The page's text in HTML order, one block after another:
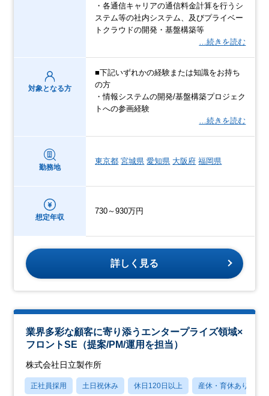
・各通信キャリアの通信料金計算を行うシ
ステム等の社内システム、及びプライベー
トクラウドの開発・基盤構築等
…続きを読む
対象となる方
■下記いずれかの経験または知識をお持ち
の方
・情報システムの開発/基盤構築プロジェク
トへの参画経験
…続きを読む
勤務地
東京都 宮城県 愛知県 大阪府 福岡県
想定年収
730～930万円
詳しく見る
業界多彩な顧客に寄り添うエンタープライズ領域×
フロントSE（提案/PM/運用を担当）
株式会社日立製作所
正社員採用 土日祝休み 休日120日以上 産休・育休あり